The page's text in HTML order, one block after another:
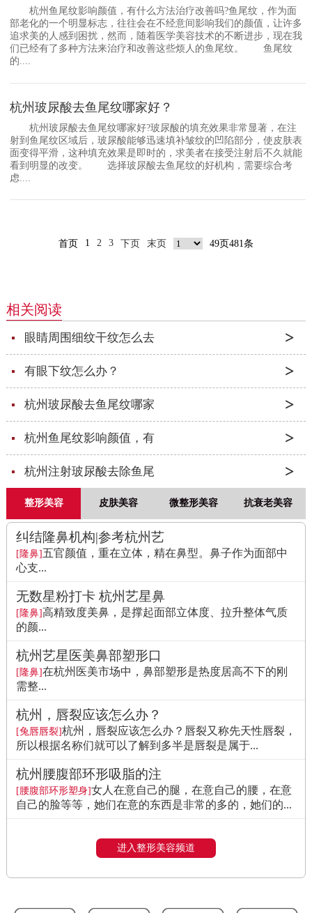
杭州鱼尾纹影响颜值，有什么方法治疗改善吗?鱼尾纹，作为面
部老化的一个明显标志，往往会在不经意间影响我们的颜值，让许多
追求美的人感到困扰，然而，随着医学美容技术的不断进步，现在我
们已经有了多种方法来治疗和改善这些烦人的鱼尾纹。 鱼尾纹
的....
杭州玻尿酸去鱼尾纹哪家好？
杭州玻尿酸去鱼尾纹哪家好?玻尿酸的填充效果非常显著，在注
射到鱼尾纹区域后，玻尿酸能够迅速填补皱纹的凹陷部分，使皮肤表
面变得平滑，这种填充效果是即时的，求美者在接受注射后不久就能
看到明显的改变。 选择玻尿酸去鱼尾纹的好机构，需要综合考
虑....
首页 1 2 3 下页 末页 49页481条
相关阅读
眼睛周围细纹干纹怎么去
有眼下纹怎么办？
杭州玻尿酸去鱼尾纹哪家
杭州鱼尾纹影响颜值，有
杭州注射玻尿酸去除鱼尾
整形美容 皮肤美容 微整形美容 抗衰老美容
纠结隆鼻机构|参考杭州艺
[隆鼻]五官颜值，重在立体，精在鼻型。鼻子作为面部中
心支...
无数星粉打卡 杭州艺星鼻
[隆鼻]高精致度美鼻，是撑起面部立体度、拉升整体气质
的颜...
杭州艺星医美鼻部塑形口
[隆鼻]在杭州医美市场中，鼻部塑形是热度居高不下的刚
需整...
杭州，唇裂应该怎么办？
[兔唇唇裂]杭州，唇裂应该怎么办？唇裂又称先天性唇裂，
所以根据名称们就可以了解到多半是唇裂是属于...
杭州腰腹部环形吸脂的注
[腰腹部环形塑身]女人在意自己的腿，在意自己的腰，在意
自己的脸等等，她们在意的东西是非常的多的，她们的...
进入整形美容频道